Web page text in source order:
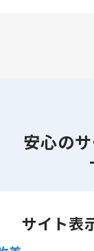
安心の
サイト表